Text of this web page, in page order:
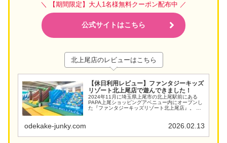
＼ 【期間限定】大人1名様無料クーポン配布中 ／
公式サイトはこちら
北上尾店のレビューはこちら
【休日利用レビュー】ファンタジーキッズ
リゾート北上尾店で遊んできました！
2024年11月に埼玉県上尾市の北上尾駅前にある
PAPA上尾ショッピングアベニュー内にオープンし
た『ファンタジーキッズリゾート北上尾店』。 全
odekake-junky.com 2026.02.13